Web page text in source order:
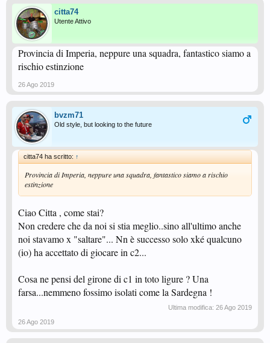
citta74
Utente Attivo
Provincia di Imperia, neppure una squadra, fantastico siamo a
rischio estinzione
26 Ago 2019
bvzm71
Old style, but looking to the future
citta74 ha scritto: ↑
Provincia di Imperia, neppure una squadra, fantastico siamo a rischio
estinzione
Ciao Citta , come stai?
Non credere che da noi si stia meglio..sino all'ultimo anche
noi stavamo x "saltare"... Nn è successo solo xké qualcuno
(io) ha accettato di giocare in c2...
Cosa ne pensi del girone di c1 in toto ligure ? Una
farsa...nemmeno fossimo isolati come la Sardegna !
Ultima modifica: 26 Ago 2019
26 Ago 2019